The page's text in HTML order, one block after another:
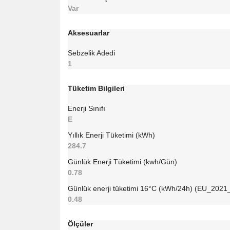
Var
Aksesuarlar
Sebzelik Adedi
1
Tüketim Bilgileri
Enerji Sınıfı
E
Yıllık Enerji Tüketimi (kWh)
284.7
Günlük Enerji Tüketimi (kwh/Gün)
0.78
Günlük enerji tüketimi 16°C (kWh/24h)
0.48
Ölçüler